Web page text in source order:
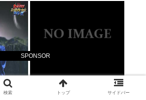
SPONSOR
ぼく
マン
【映画動員ランキング】「映画
ちいかわ」動員1位に返り咲き！
検索 トップ サイドバー